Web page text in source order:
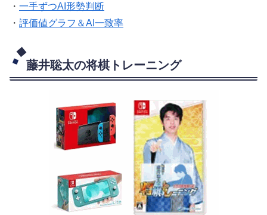
・ 一手ずつAI形勢判断
・ 評価値グラフ＆AI一致率
藤井聡太の将棋トレーニング